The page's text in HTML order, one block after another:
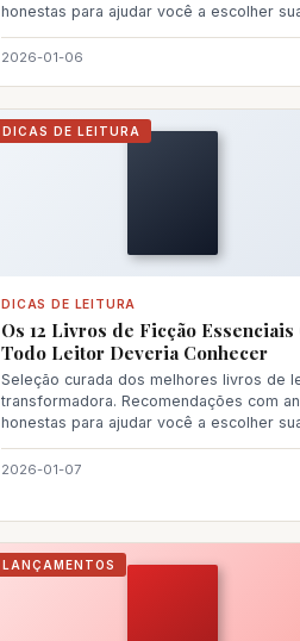
honestas para ajudar você a escolher
2026-01-06
DICAS DE LEITURA
DICAS DE LEITURA
Os 12 Livros de Ficção Essenciais
Todo Leitor Deveria Conhecer
Seleção curada dos melhores livros de
transformadora. Recomendações com
honestas para ajudar você a escolher
2026-01-07
LANÇAMENTOS